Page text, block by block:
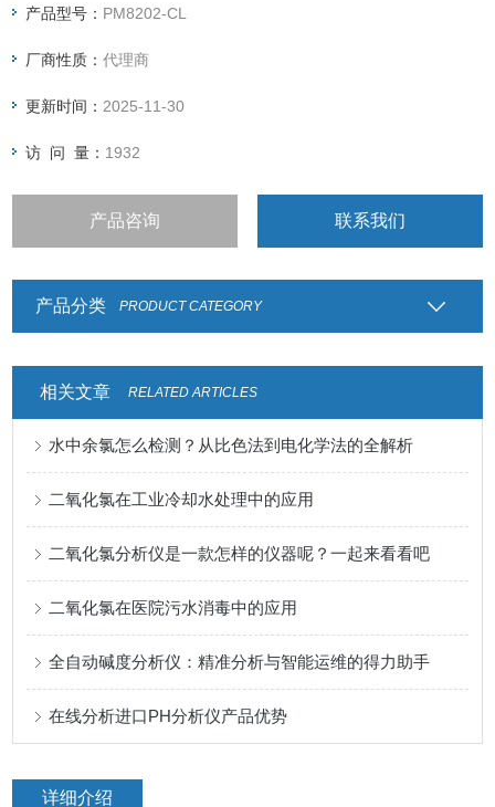
产品型号： PM8202-CL
厂商性质：代理商
更新时间： 2025-11-30
访 问 量： 1932
产品咨询 联系我们
产品分类 PRODUCT CATEGORY
相关文章 RELATED ARTICLES
水中余氯怎么检测？从比色法到电化学法的全解析
二氧化氯在工业冷却水处理中的应用
二氧化氯分析仪是一款怎样的仪器呢？一起来看看吧
二氧化氯在医院污水消毒中的应用
全自动碱度分析仪：精准分析与智能运维的得力助手
在线分析进口PH分析仪产品优势
详细介绍